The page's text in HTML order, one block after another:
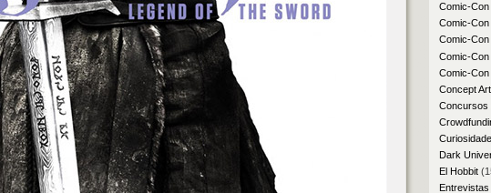
Comic-Con
Comic-Con
Comic-Con
Comic-Con
Comic-Con
Concept Art
Concursos
Dark
El Hobbit
Entrevistas